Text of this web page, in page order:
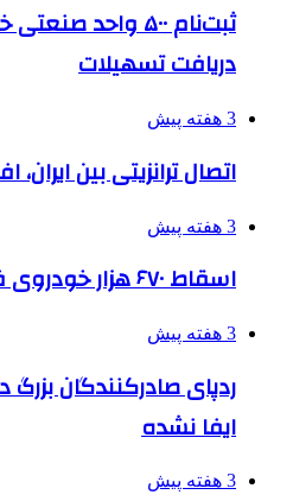
ثبت‌نام ۵۰۰ واحد
دریافت تسهیلات
3 هفته پیش
اتصال ترانزیتی بین
3 هفته پیش
اسقاط ۶۷۰ هزار خودروی فرسوده طی ۳ سال
3 هفته پیش
ردپای صادرکنندگان
ایفا نشده
3 هفته پیش